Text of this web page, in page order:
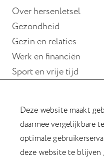
Over hersenletsel
Gezondheid
Gezin en relaties
Werk en financiën
Sport en vrije tijd
Wonen
Hulp bij hersenletsel
Magazine Verder met
Kookboek
Deze website maakt
daarmee vergelijkbare
optimale
deze website te blijven